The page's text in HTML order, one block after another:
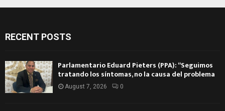
RECENT POSTS
Parlamentario Eduard Pieters (PPA): “Seguimos
tratando los síntomas, no la causa del problema
August 7, 2026 0